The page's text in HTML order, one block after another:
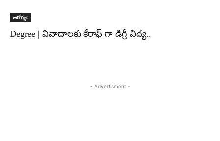
ఆరోగ్యం
Degree | వివాదాలకు కేరాఫ్ గా డిగ్రీ విద్య..
- Advertisment -